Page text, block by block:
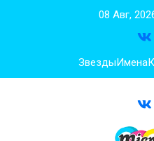
08 Авг,
ЗвездыИмена